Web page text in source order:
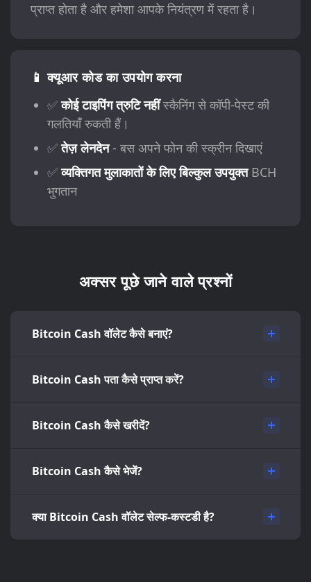
प्राप्त होता है और हमेशा आपके नियंत्रण में रहता है।
📱 क्यूआर कोड का उपयोग करना
✅कोई टाइपिंग त्रुटि नहींस्कैनिंग से कॉपी-पेस्ट की
गलतियाँ रुकती हैं।
✅तेज़ लेनदेन- बस अपने फोन की स्क्रीन दिखाएं
✅व्यक्तिगत मुलाकातों के लिए बिल्कुल उपयुक्तBCH
भुगतान
अक्सर पूछे जाने वाले प्रश्नों
Bitcoin Cash वॉलेट कैसे बनाएं?
Bitcoin Cash पता कैसे प्राप्त करें?
Bitcoin Cash कैसे खरीदें?
Bitcoin Cash कैसे भेजें?
क्या Bitcoin Cash वॉलेट सेल्फ-कस्टडी है?